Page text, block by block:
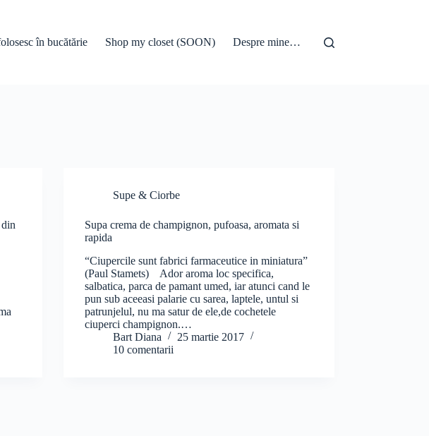
în bucătărie Shop my closet (SOON) Despre mine…
Supe & Ciorbe
Supa crema de champignon, pufoasa, aromata si
rapida
“Ciupercile sunt fabrici farmaceutice in miniatura”
(Paul Stamets) Ador aroma loc specifica,
salbatica, parca de pamant umed, iar atunci cand le
pun sub aceeasi palarie cu sarea, laptele, untul si
patrunjelul, nu ma satur de ele,de cochetele
ciuperci champignon.…
Bart Diana
25 martie 2017
10 comentarii